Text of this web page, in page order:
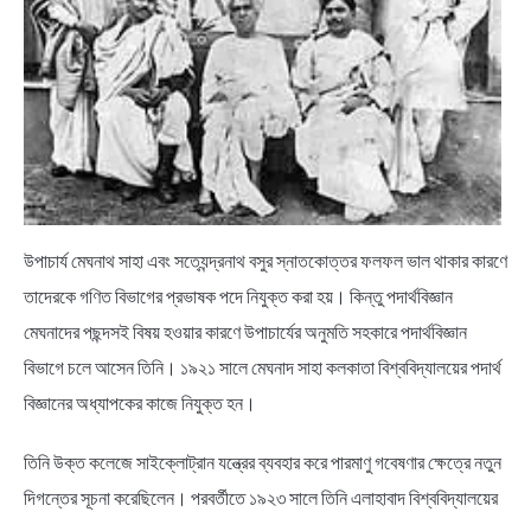
উপাচার্য মেঘনাথ সাহা এবং সত্যেন্দ্রনাথ বসুর স্নাতকোত্তর ফলফল ভাল থাকার কারণে
তাদেরকে গণিত বিভাগের প্রভাষক পদে নিযুক্ত করা হয়। কিন্তু পদার্থবিজ্ঞান
মেঘনাদের পছন্দসই বিষয় হওয়ার কারণে উপাচার্যের অনুমতি সহকারে পদার্থবিজ্ঞান
বিভাগে চলে আসেন তিনি। ১৯২১ সালে মেঘনাদ সাহা কলকাতা বিশ্ববিদ্যালয়ের পদার্থ
বিজ্ঞানের অধ্যাপকের কাজে নিযুক্ত হন।
তিনি উক্ত কলেজে সাইক্লোট্রান যন্ত্রের ব্যবহার করে পারমাণু গবেষণার ক্ষেত্রে নতুন
দিগন্তের সূচনা করেছিলেন। পরবর্তীতে ১৯২৩ সালে তিনি এলাহাবাদ বিশ্ববিদ্যালয়ের